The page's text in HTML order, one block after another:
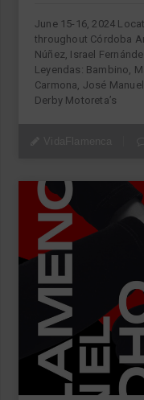
June 15-16, 2024
throughout Córdoba
Núñez, Israel
Leyendas: Bambino,
Carmona, José
Derby Motoreta’s